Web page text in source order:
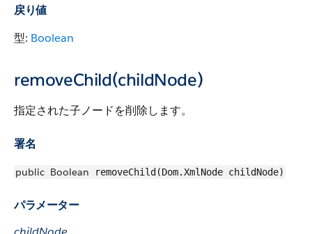
戻り値
型: Boolean
removeChild(childNode)
指定された子ノードを削除します。
署名
public Boolean removeChild(Dom.XmlNode childNode)
パラメーター